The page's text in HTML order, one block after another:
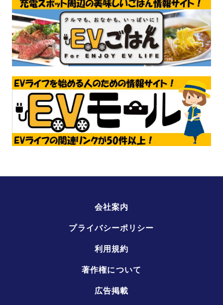
会社案内
プライバシーポリシー
利用規約
著作権について
広告掲載